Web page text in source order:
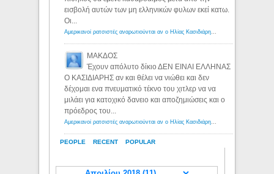
PEOPLE RECENT POPULAR
εισβολή αυτών των μη ελληνικών φυλων εκεί κατω.
Οι...
Αμερικανοί ρατσιστές αναρωτιούνται αν ο Ηλίας Κασιδιάρης ανήκει στη λευκή φυλή... - Λόγιος Ερμής
ΜΑΚΔΟΣ
Έχουν απόλυτο δίκιο ΔΕΝ ΕΙΝΑΙ ΕΛΛΗΝΑΣ
Ο ΚΑΣΙΔΙΑΡΗΣ αν και θέλει να νιώθει και δεν
δέχομαι ενα πνευματικό τέκνο του χιτλερ να να
μιλάει για κατοχικό δανειο και αποζημιώσεις και ο
πρόεδρος του...
Αμερικανοί ρατσιστές αναρωτιούνται αν ο Ηλίας Κασιδιάρης ανήκει στη λευκή φυλή... - Λόγιος Ερμής